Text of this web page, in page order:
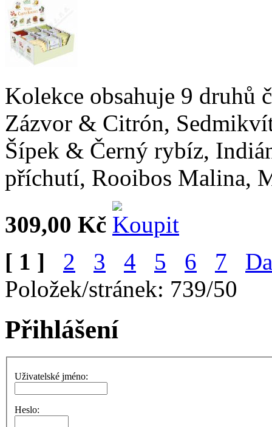
Kolekce obsahuje 9 druhů
Zázvor & Citrón,
Šípek & Černý rybíz,
příchutí, Rooibos Malina,
309,00 Kč
[ 1 ]
2 3 4 5 6 7
Položek/stránek: 739/50
Přihlášení
Uživatelské jméno:
Heslo: